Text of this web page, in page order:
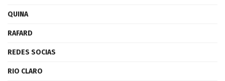
QUINA
RAFARD
REDES SOCIAS
RIO CLARO